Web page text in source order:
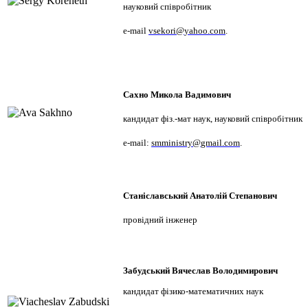
науковий співробітник
e-mail vsekori@yahoo.com.
Сахно Микола Вадимович
кандидат фіз.-мат наук, науковий співробітник
e-mail: smministry@gmail.com.
Станіславський Анатолій Степанович
провідний інженер
Забудський Вячеслав Володимирович
кандидат фізико-математичних наук